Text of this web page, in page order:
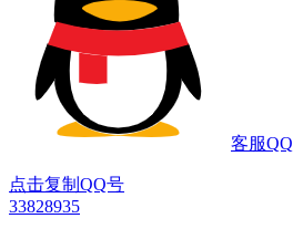
客服QQ
点击复制QQ号
33828935